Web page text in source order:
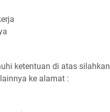
ketentuan di atas
ke alamat :